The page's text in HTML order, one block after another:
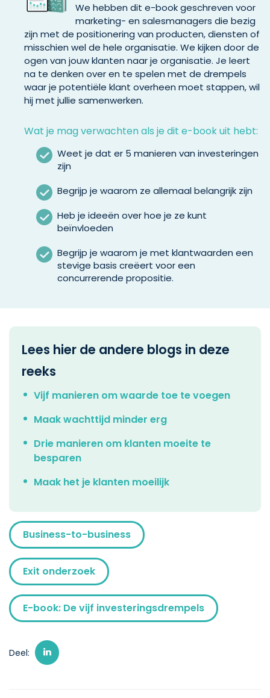
We hebben dit e-book geschreven voor
marketing- en salesmanagers die bezig
zijn met de positionering van producten, diensten of
misschien wel de hele organisatie. We kijken door de
ogen van jouw klanten naar je organisatie. Je leert
na te denken over en te spelen met de drempels
waar je potentiële klant overheen moet stappen, wil
hij met jullie samenwerken.
Wat je mag verwachten als je dit e-book uit hebt:
Weet je dat er 5 manieren van investeringen
zijn
Begrijp je waarom ze allemaal belangrijk zijn
Heb je ideeën over hoe je ze kunt
beïnvloeden
Begrijp je waarom je met klantwaarden een
stevige basis creëert voor een
concurrerende propositie.
Lees hier de andere blogs in deze
reeks
Vijf manieren om waarde toe te voegen
Maak wachttijd minder erg
Drie manieren om klanten moeite te
besparen
Maak het je klanten moeilijk
Business-to-business
Exit onderzoek
E-book: De vijf investeringsdrempels
Deel: